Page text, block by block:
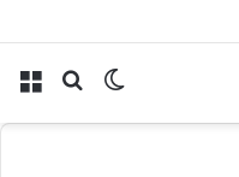
مسار الفدرالي
بحث الوضع